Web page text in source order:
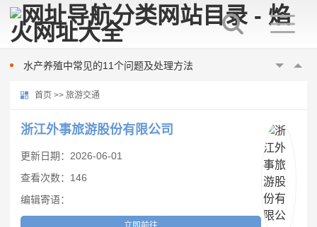
美国“尼米兹”号航母连摔两机，都是因为它？
梅雨季节南美白对虾养殖注意事项
水产养殖中常见的11个问题及处理方法
如何提高蠕动恒流泵的灌装精度
河南一幼儿园凌晨起火，警方通报：未造成人员伤亡
朝鲜试射海对地战略巡航导弹
达成停火18天后战火再起 以总理下令袭击加沙
美国“尼米兹”号航母连摔两机，都是因为它？
首页 >> 旅游交通
浙江外事旅游股份有限公司
更新日期：2026-06-01
查看次数：146
编辑寄语：